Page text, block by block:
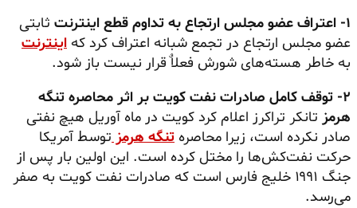
۱- اعتراف عضو مجلس ارتجاع به تداوم قطع اینترنت
ثابتی
عضو مجلس ارتجاع در تجمع شبانه اعتراف کرد که اینترنت
به خاطر هسته‌های شورش فعلاٌ‌ قرار نیست باز شود.
۲- توقف کامل صادرات نفت کویت بر اثر محاصره تنگه
هرمز تانکر تراکرز اعلام کرد کویت در ماه آوریل هیچ نفتی
صادر نکرده است، زیرا محاصره تنگه هرمزتوسط آمریکا
حرکت نفت‌کش‌ها را مختل کرده است. این اولین بار پس از
جنگ ۱۹۹۱ خلیج فارس است که صادرات نفت کویت به صفر
می‌رسد.